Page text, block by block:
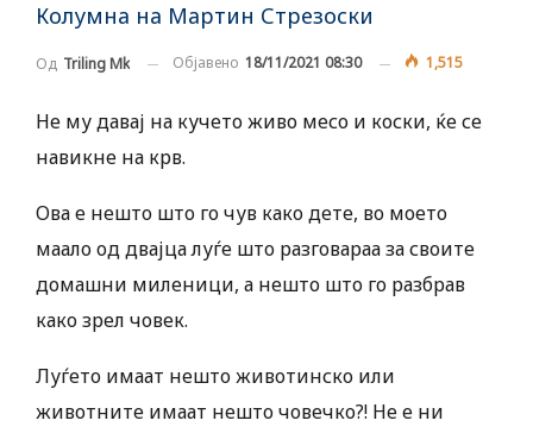
Колумна на Мартин Стрезоски
Од Triling Mk Објавено 18/11/2021 08:30 1,515
Не му давај на кучето живо месо и коски, ќе се
навикне на крв.
Ова е нешто што го чув како дете, во моето
маало од двајца луѓе што разговараа за своите
домашни миленици, а нешто што го разбрав
како зрел човек.
Луѓето имаат нешто животинско или
животните имаат нешто човечко?! Не е ни